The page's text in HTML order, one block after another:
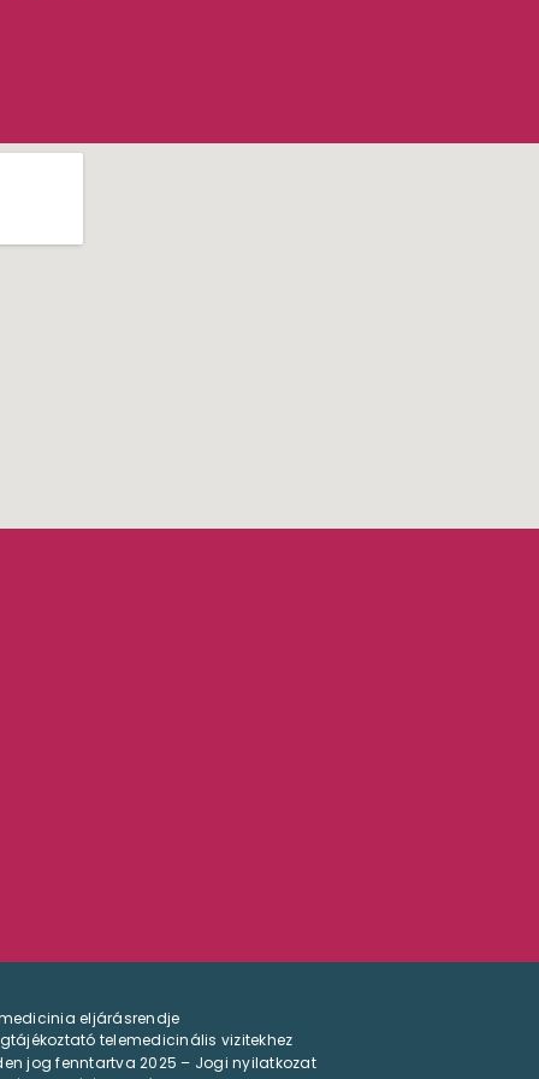
eljárásrendje
telemedicinális vizitekhez
jog fenntartva 2025 – Jogi nyilatkozat